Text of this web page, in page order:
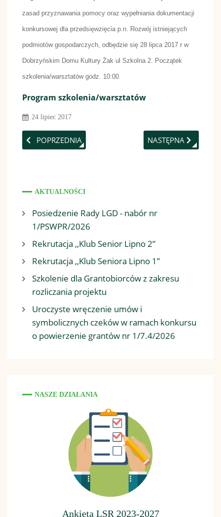
zasad przyznawania pomocy oraz wypełniania dokumentacji
konkursowej dla przedsięwzięcia p.n. Rozwój istniejących
podmiotów gospodarczych, odbędzie się 28 lipca 2017 r w
Dobrzyńskim Domu Kultury Żak ul Szkolna 2. Początek
szkolenia/warsztatów godz. 10:00.
Program szkolenia/warsztatów
24 lipiec 2017
POPRZEDNIA STRONA: SZKOLENIE/WARSZTATY :
POPRZEDNIA NASTĘPNA
NASTĘPNA
AKTUALNOŚCI
Posiedzenie Rady LGD - nabór nr
1/PSWPR/2026
Rekrutacja ,,Klub Senior Lipno 2”
Rekrutacja ,,Klub Seniora Lipno 1”
Szkolenie dla Grantobiorców z zakresu
rozliczania projektu
Uroczyste wręczenie umów i
symbolicznych czeków w ramach konkursu
o powierzenie grantów nr 1/7.4/2026
NASZE DZIAŁANIA
Ankieta LSR 2023-2027